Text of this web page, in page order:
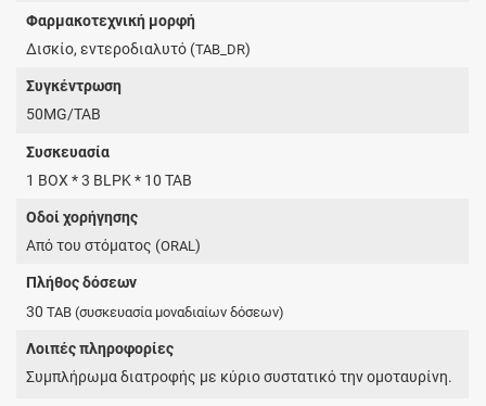
Φαρμακοτεχνική μορφή
Δισκίο, εντεροδιαλυτό (TAB_DR)
Συγκέντρωση
50MG/TAB
Συσκευασία
1 BOX * 3 BLPK * 10 TAB
Οδοί χορήγησης
Από του στόματος (ORAL)
Πλήθος δόσεων
30TAB (συσκευασία μοναδιαίων δόσεων)
Λοιπές πληροφορίες
Συμπλήρωμα διατροφής με κύριο συστατικό την ομοταυρίνη.